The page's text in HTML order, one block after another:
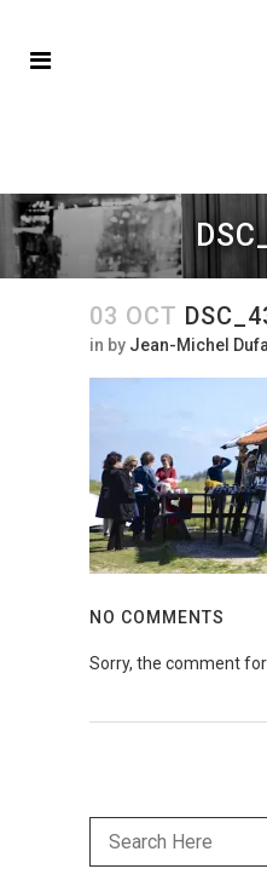
03 OCT
in by Jean-Michel
NO COMMENTS
Sorry, the comment